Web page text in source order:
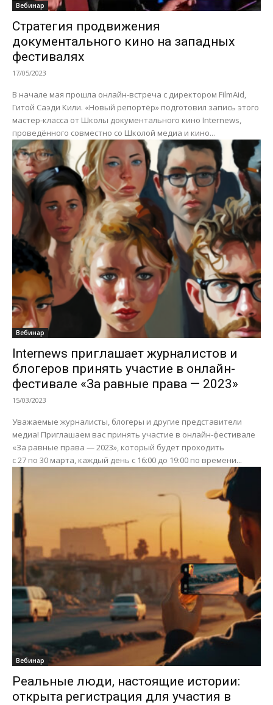
Вебинар
Стратегия продвижения
документального кино на западных
фестивалях
17/05/2023
В начале мая прошла онлайн-встреча с директором FilmAid,
Гитой Саэди Кили. «Новый репортёр» подготовил запись этого
мастер-класса от Школы документального кино Internews,
проведённого совместно со Школой медиа и кино...
Вебинар
Internews приглашает журналистов и
блогеров принять участие в онлайн-
фестивале «За равные права — 2023»
15/03/2023
Уважаемые журналисты, блогеры и другие представители
медиа! Приглашаем вас принять участие в онлайн-фестивале
«За равные права — 2023», который будет проходить
с 27 по 30 марта, каждый день с 16:00 до 19:00 по времени...
Вебинар
Реальные люди, настоящие истории:
открыта регистрация для участия в